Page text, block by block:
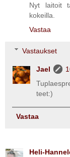
Nyt laitoit
kokeilla.
Vastaa
Vastaukset
Jael
teet:)
Vastaa
Heli-